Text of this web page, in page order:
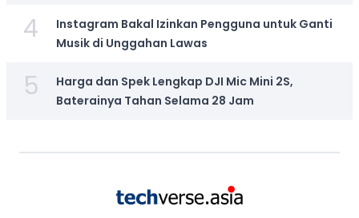
4
Instagram Bakal Izinkan Pengguna untuk Ganti
Musik di Unggahan Lawas
5
Harga dan Spek Lengkap DJI Mic Mini 2S,
Baterainya Tahan Selama 28 Jam